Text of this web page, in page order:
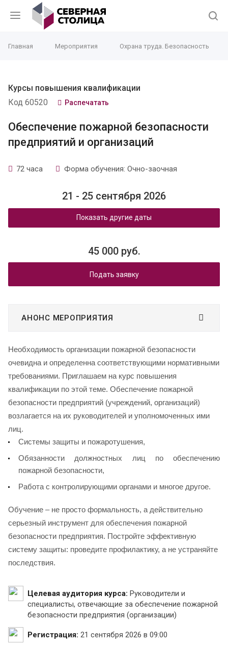
Главная Мероприятия Охрана труда. Безопасность
Курсы повышения квалификации
Код 60520
Распечатать
Обеспечение пожарной безопасности
предприятий и организаций
72 часа Форма обучения: Очно-заочная
21 - 25 сентября 2026
Показать другие даты
45 000 руб.
Подать заявку
АНОНС МЕРОПРИЯТИЯ
Необходимость организации пожарной безопасности
очевидна и определенна соответствующими нормативными
требованиями. Приглашаем на курс повышения
квалификации по этой теме. Обеспечение пожарной
безопасности предприятий (учреждений, организаций)
возлагается на их руководителей и уполномоченных ими
лиц.
Системы защиты и пожаротушения,
Обязанности должностных лиц по обеспечению
пожарной безопасности,
Работа с контролирующими органами и многое другое.
Обучение – не просто формальность, а действительно
серьезный инструмент для обеспечения пожарной
безопасности предприятия. Постройте эффективную
систему защиты: проведите профилактику, а не устраняйте
последствия.
Целевая аудитория курса: Руководители и
специалисты, отвечающие за обеспечение пожарной
безопасности предприятия (организации)
Регистрация: 21 сентября 2026 в 09:00